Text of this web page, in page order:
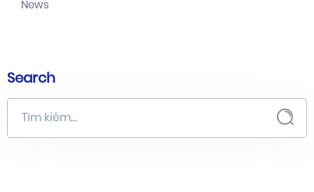
News
Search